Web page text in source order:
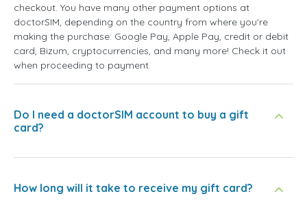
checkout. You have many other payment options at
doctorSIM, depending on the country from where you're
making the purchase: Google Pay, Apple Pay, credit or debit
card, Bizum, cryptocurrencies, and many more! Check it out
when proceeding to payment.
Do I need a doctorSIM account to buy a gift
card?
How long will it take to receive my gift card?